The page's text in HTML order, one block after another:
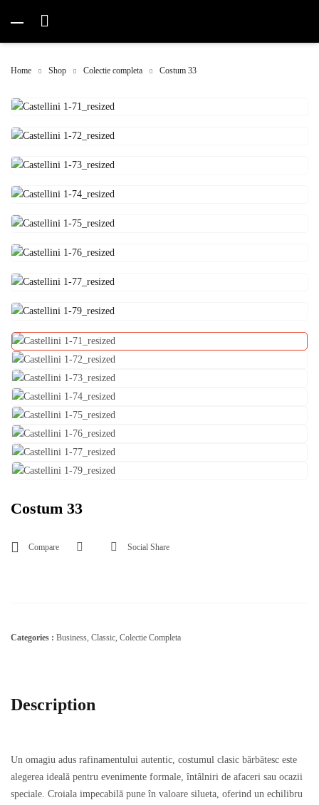
Home Shop Colectie completa Costum 33
Costum 33
Compare Social Share
Categories : Business, Classic, Colectie Completa
Description
Un omagiu adus rafinamentului autentic, costumul clasic bărbătesc este
alegerea ideală pentru evenimente formale, întâlniri de afaceri sau ocazii
speciale. Croiala impecabilă pune în valoare silueta, oferind un echilibru